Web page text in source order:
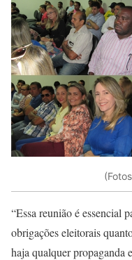
“Essa reunião é essencial
obrigações eleitorais
haja qualquer propaganda